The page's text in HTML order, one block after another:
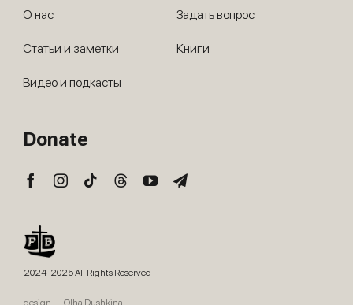
2024-2025 All Rights Reserved
design — Olha Dushkina
О нас
Статьи и заметки
Видео и подкасты
Задать вопрос
Книги
Donate